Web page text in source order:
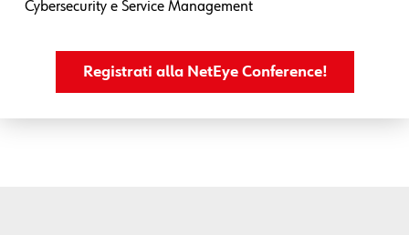
Cybersecurity e Service Management
Registrati alla NetEye Conference!